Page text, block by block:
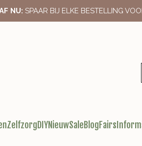
NU: SPAAR BIJ ELKE BESTELLING
ZelfzorgDIYNieuwSaleBlogFairs